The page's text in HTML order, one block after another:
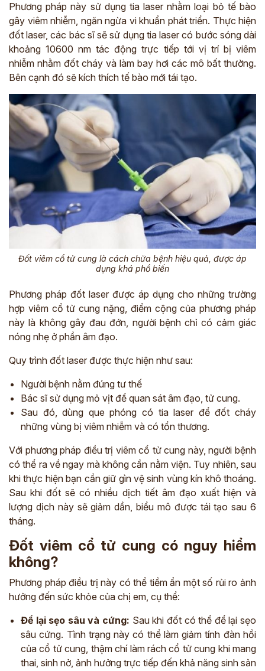
Phương pháp này sử dụng tia laser nhằm loại bỏ tế bào
gây viêm nhiễm, ngăn ngừa vi khuẩn phát triển. Thực hiện
đốt laser, các bác sĩ sẽ sử dụng tia laser có bước sóng dài
khoảng 10600 nm tác động trực tiếp tới vị trí bị viêm
nhiễm nhằm đốt cháy và làm bay hơi các mô bất thường.
Bên cạnh đó sẽ kích thích tế bào mới tái tạo.
Đốt viêm cổ tử cung là cách chữa bệnh hiệu quả, được áp
dụng khá phổ biến
Phương pháp đốt laser được áp dụng cho những trường
hợp viêm cổ tử cung nặng, điểm cộng của phương pháp
này là không gây đau đớn, người bệnh chỉ có cảm giác
nóng nhẹ ở phần âm đạo.
Quy trình đốt laser được thực hiện như sau:
Người bệnh nằm đúng tư thế
Bác sĩ sử dụng mỏ vịt để quan sát âm đạo, tử cung.
Sau đó, dùng que phóng có tia laser để đốt cháy
những vùng bị viêm nhiễm và có tổn thương.
Với phương pháp điều trị viêm cổ tử cung này, người bệnh
có thể ra về ngay mà không cần nằm viện. Tuy nhiên, sau
khi thực hiện bạn cần giữ gìn vệ sinh vùng kín khô thoáng.
Sau khi đốt sẽ có nhiều dịch tiết âm đạo xuất hiện và
lượng dịch này sẽ giảm dần, biểu mô được tái tạo sau 6
tháng.
Đốt viêm cổ tử cung có nguy hiểm
không?
Phương pháp điều trị này có thể tiềm ẩn một số rủi ro ảnh
hưởng đến sức khỏe của chị em, cụ thể:
Để lại sẹo sâu và cứng: Sau khi đốt có thể để lại sẹo
sâu cứng. Tình trạng này có thể làm giảm tính đàn hồi
của cổ tử cung, thậm chí làm rách cổ tử cung khi mang
thai, sinh nở, ảnh hưởng trực tiếp đến khả năng sinh sản